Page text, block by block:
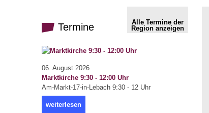
Termine
Alle Termine der
Region anzeigen
06. August 2026
Marktkirche 9:30 - 12:00 Uhr
Am-Markt-17-in-Lebach 9:30 - 12 Uhr
weiterlesen